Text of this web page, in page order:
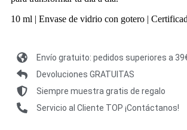
10 ml | Envase de vidrio con gotero |
Envío gratuito: pedidos superiores a
Devoluciones GRATUITAS
Siempre muestra gratis de regalo
Servicio al Cliente TOP ¡Contáctanos!